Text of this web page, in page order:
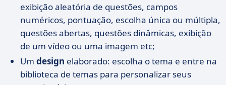
exibição aleatória de questões, campos
numéricos, pontuação, escolha única ou múltipla,
questões abertas, questões dinâmicas, exibição
de um vídeo ou uma imagem etc;
Um design elaborado: escolha o tema e entre na
biblioteca de temas para personalizar seus